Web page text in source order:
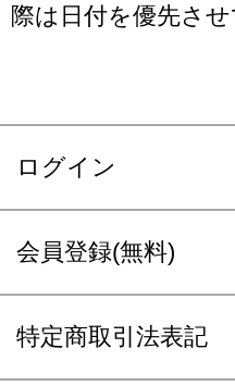
際は日付を優先さ
ログイン
会員登録(無料)
特定商取引法表記